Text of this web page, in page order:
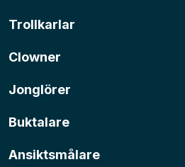
Trollkarlar
Clowner
Jonglörer
Buktalare
Ansiktsmålare